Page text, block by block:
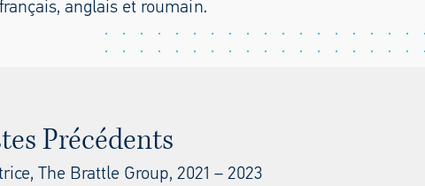
anglais et roumain.
Précédents
The Brattle Group, 2021 – 2023